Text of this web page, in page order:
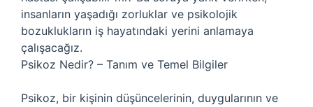
insanların yaşadığı zorluklar ve psikolojik
bozuklukların iş hayatındaki yerini anlamaya
çalışacağız.
Psikoz Nedir? – Tanım ve Temel Bilgiler
Psikoz, bir kişinin düşüncelerinin, duygularının ve